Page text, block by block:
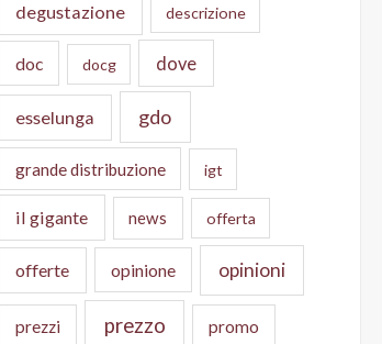
degustazione descrizione
doc docg dove
esselunga gdo
grande distribuzione igt
il gigante news offerta
offerte opinione opinioni
prezzi prezzo promo